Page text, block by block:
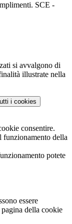
SCE -
si avvalgono di
illustrate nella
i cookies
consentire.
funzionamento della
potete
essere
della cookie